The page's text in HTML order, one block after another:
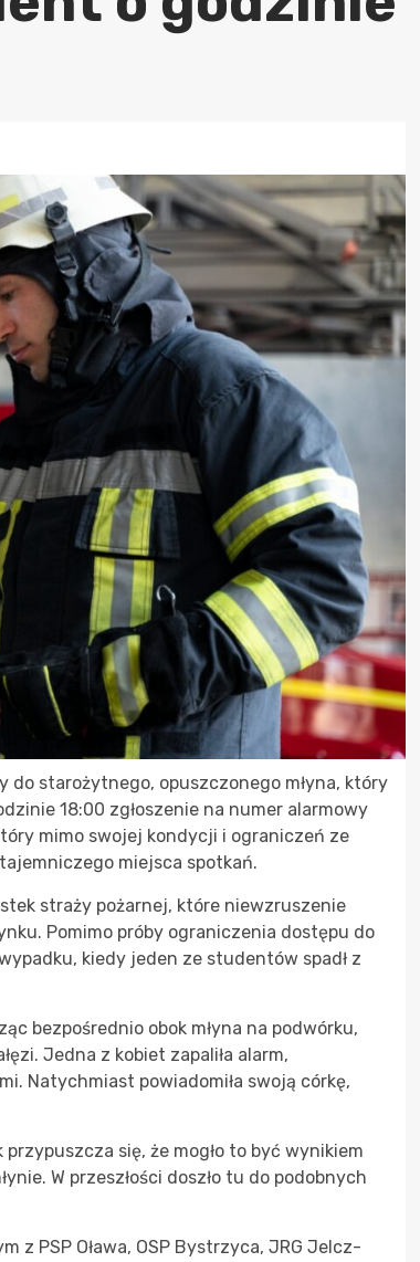
do starożytnego, opuszczonego młyna, który
18:00 zgłoszenie na numer alarmowy
mimo swojej kondycji i ograniczeń ze
miejsca spotkań.
straży pożarnej, które niewzruszenie
Pomimo próby ograniczenia dostępu do
kiedy jeden ze studentów spadł z
bezpośrednio obok młyna na podwórku,
Jedna z kobiet zapaliła alarm,
Natychmiast powiadomiła swoją córkę,
się, że mogło to być wynikiem
W przeszłości doszło tu do podobnych
z PSP Oława, OSP Bystrzyca, JRG Jelcz-